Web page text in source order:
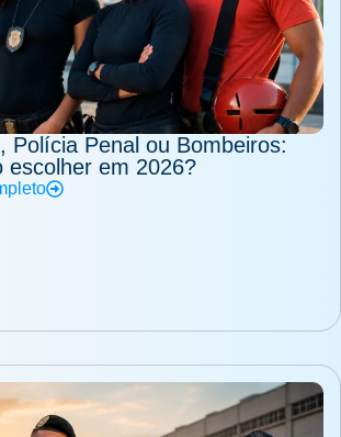
Polícia Penal ou Bombeiros:
escolher em 2026?